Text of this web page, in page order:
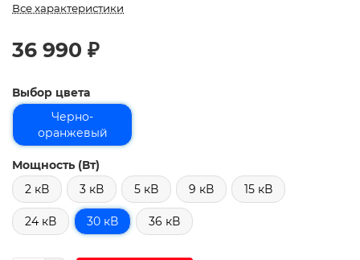
Все характеристики
36 990 ₽
Выбор цвета
Черно-
оранжевый
Мощность (Вт)
2 кВ
3 кВ 5 кВ 9 кВ 15 кВ
24 кВ 30 кВ 36 кВ